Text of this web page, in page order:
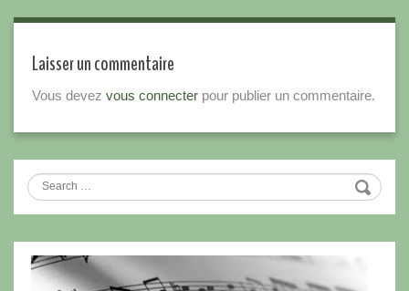
Laisser un commentaire
Vous devez vous connecter pour publier un commentaire.
Search